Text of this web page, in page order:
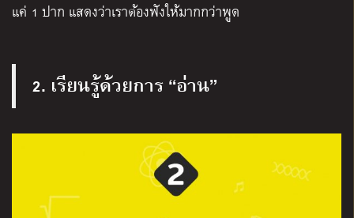
แค่ 1 ปาก แสดงว่าเราต้องฟังให้มากกว่าพูด
2. เรียนรู้ด้วยการ “อ่าน”